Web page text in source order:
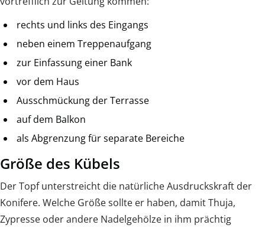
rechts und links des Eingangs
neben einem Treppenaufgang
zur Einfassung einer Bank
vor dem Haus
Ausschmückung der Terrasse
auf dem Balkon
als Abgrenzung für separate Bereiche
Größe des Kübels
Der Topf unterstreicht die natürliche Ausdruckskraft der
Konifere. Welche Größe sollte er haben, damit Thuja,
Zypresse oder andere Nadelgehölze in ihm prächtig